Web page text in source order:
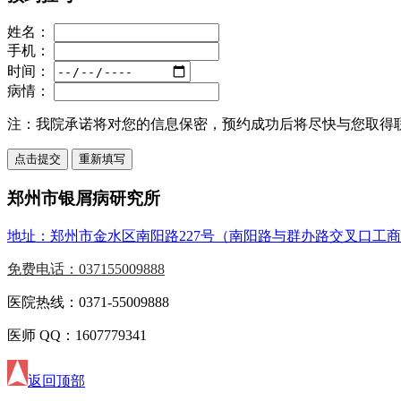
姓名：
手机：
时间：
病情：
注： 我院承诺将对您的信息保密，预约成功后将尽快与您取得
郑州市银屑病研究所
地址：郑州市金水区南阳路227号（南阳路与群办路交叉口工商
免费电话：037155009888
医院热线：0371-55009888
医师 QQ：1607779341
返回顶部